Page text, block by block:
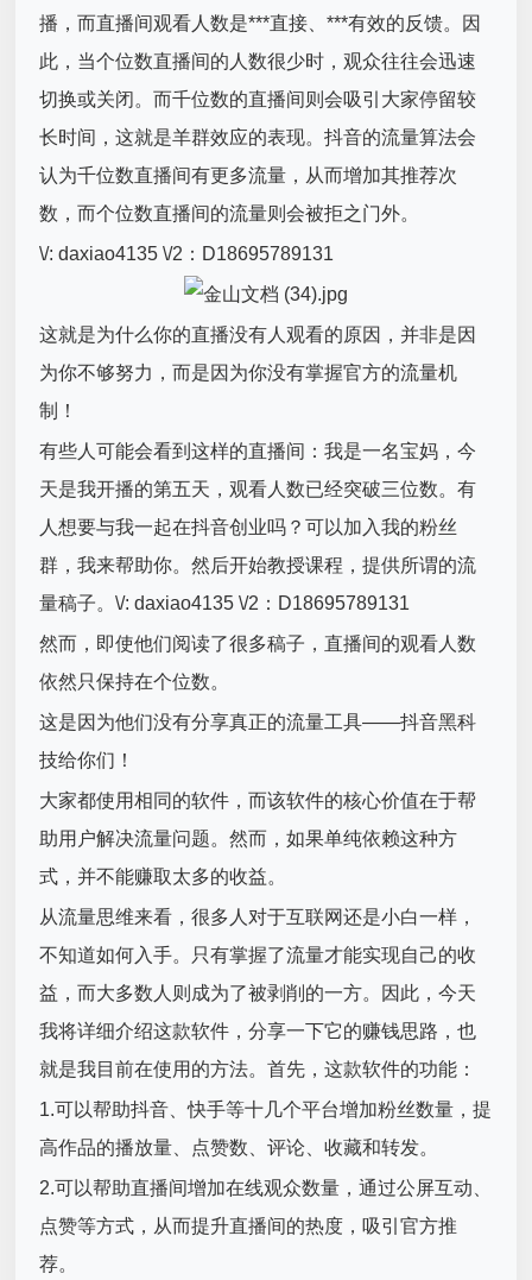
播，而直播间观看人数是***直接、***有效的反馈。因
此，当个位数直播间的人数很少时，观众往往会迅速
切换或关闭。而千位数的直播间则会吸引大家停留较
长时间，这就是羊群效应的表现。抖音的流量算法会
认为千位数直播间有更多流量，从而增加其推荐次
数，而个位数直播间的流量则会被拒之门外。
\/: daxiao4135 \/2：D18695789131
这就是为什么你的直播没有人观看的原因，并非是因
为你不够努力，而是因为你没有掌握官方的流量机
制！
有些人可能会看到这样的直播间：我是一名宝妈，今
天是我开播的第五天，观看人数已经突破三位数。有
人想要与我一起在抖音创业吗？可以加入我的粉丝
群，我来帮助你。然后开始教授课程，提供所谓的流
量稿子。\/: daxiao4135 \/2：D18695789131
然而，即使他们阅读了很多稿子，直播间的观看人数
依然只保持在个位数。
这是因为他们没有分享真正的流量工具——抖音黑科
技给你们！
大家都使用相同的软件，而该软件的核心价值在于帮
助用户解决流量问题。然而，如果单纯依赖这种方
式，并不能赚取太多的收益。
从流量思维来看，很多人对于互联网还是小白一样，
不知道如何入手。只有掌握了流量才能实现自己的收
益，而大多数人则成为了被剥削的一方。因此，今天
我将详细介绍这款软件，分享一下它的赚钱思路，也
就是我目前在使用的方法。首先，这款软件的功能：
1.可以帮助抖音、快手等十几个平台增加粉丝数量，提
高作品的播放量、点赞数、评论、收藏和转发。
2.可以帮助直播间增加在线观众数量，通过公屏互动、
点赞等方式，从而提升直播间的热度，吸引官方推
荐。